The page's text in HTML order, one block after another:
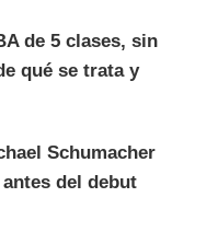
de 5 clases, sin
qué se trata y
Schumacher
del debut